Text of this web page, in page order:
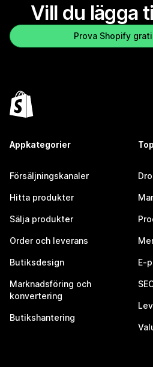
Vill du lägga
Prova Shopify
Appkategorier
Försäljningskanaler
Hitta produkter
Sälja produkter
Order och leverans
Butiksdesign
Marknadsföring och
konvertering
Butikshantering
E-